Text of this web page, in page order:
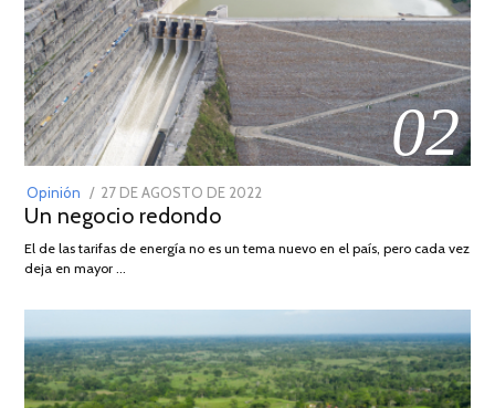
02
Opinión
POSTED
ON
27 DE AGOSTO DE 2022
DE
Un negocio redondo
El de las tarifas de energía no es un tema nuevo en el país, pero cada vez
deja en mayor …